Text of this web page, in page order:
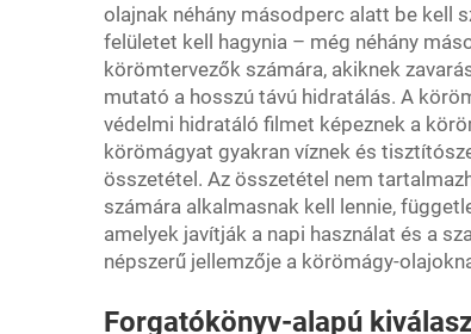
olajnak néhány másodperc alatt be kell
felületet kell hagynia – még néhány
körömtervezők számára, akiknek
mutató a hosszú távú hidratálás. A
védelmi hidratáló filmet képeznek a
körömágyat gyakran víznek és
összetétel. Az összetétel nem
számára alkalmasnak kell lennie,
amelyek javítják a napi használat és a
népszerű jellemzője a körömágy-
Forgatókönyv-alapú